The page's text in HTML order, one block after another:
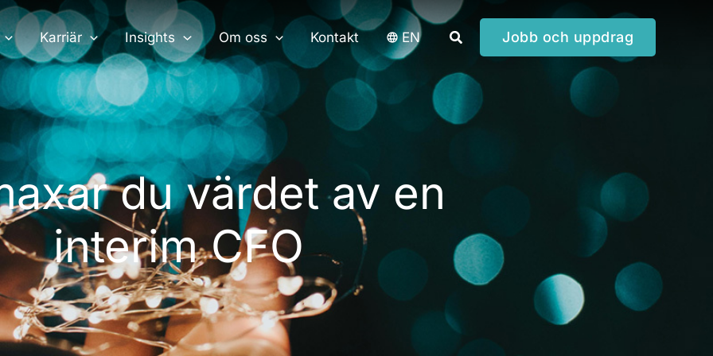
Karriär Insights Om oss Kontakt EN Sök Jobb och uppdrag
du värdet av en
interim CFO